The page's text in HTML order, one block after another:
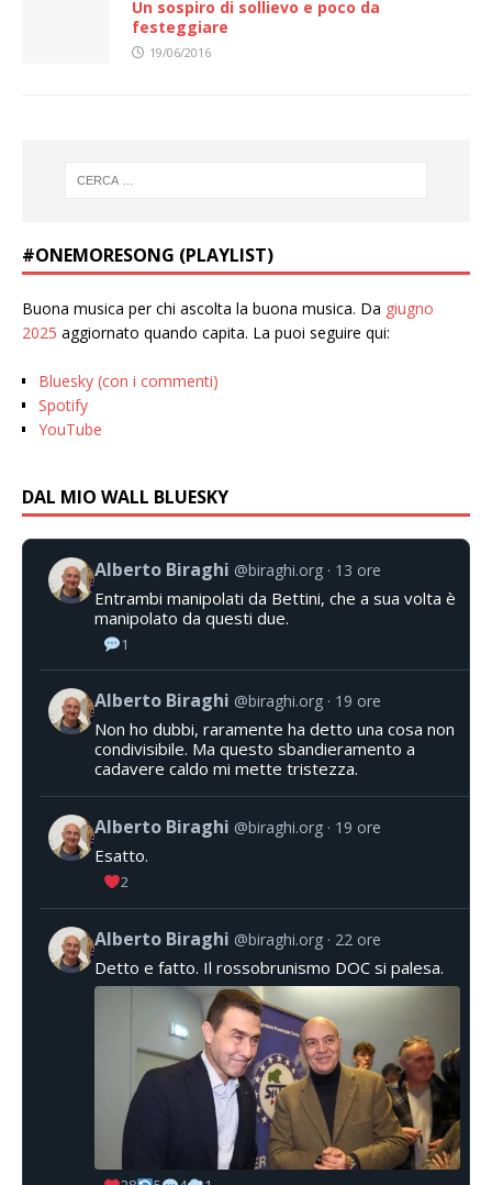
Un sospiro di sollievo e poco da
festeggiare
19/06/2016
#ONEMORESONG (PLAYLIST)
Buona musica per chi ascolta la buona musica. Da giugno
2025 aggiornato quando capita. La puoi seguire qui:
Bluesky (con i commenti)
Spotify
YouTube
DAL MIO WALL BLUESKY
Alberto Biraghi @biraghi.org 13 ore
Entrambi manipolati da Bettini, che a sua volta è
manipolato da questi due.
1
Alberto Biraghi @biraghi.org 19 ore
Non ho dubbi, raramente ha detto una cosa non
condivisibile. Ma questo sbandieramento a
cadavere caldo mi mette tristezza.
Alberto Biraghi @biraghi.org 19 ore
Esatto.
2
Alberto Biraghi @biraghi.org 22 ore
Detto e fatto. Il rossobrunismo DOC si palesa.